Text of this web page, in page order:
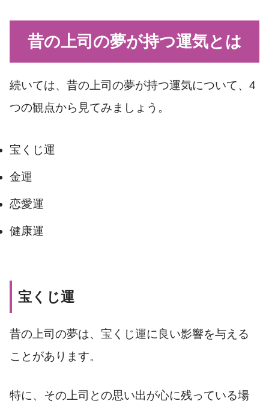
昔の上司の夢が持つ運気とは
続いては、昔の上司の夢が持つ運気について、4
つの観点から見てみましょう。
宝くじ運
金運
恋愛運
健康運
宝くじ運
昔の上司の夢は、宝くじ運に良い影響を与える
ことがあります。
特に、その上司との思い出が心に残っている場